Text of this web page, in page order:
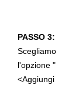
PASSO 3:
Scegliamo
l'opzione "
<Aggiungi